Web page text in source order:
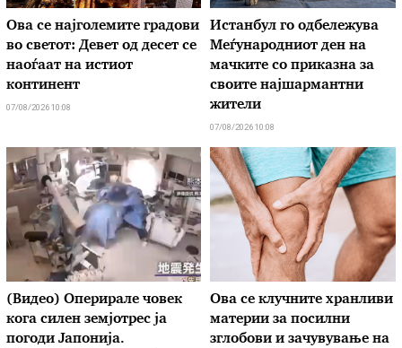
Ова се најголемите градови
во светот: Девет од десет се
наоѓаат на истиот
континент
07/08/2026 10:08
Истанбул го одбележува
Меѓународниот ден на
мачките со приказна за
своите најшармантни
жители
07/08/2026 10:08
(Видео) Оперирале човек
кога силен земјотрес ја
погоди Јапонија.
Ова се клучните хранливи
материи за посилни
зглобови и зачувување на